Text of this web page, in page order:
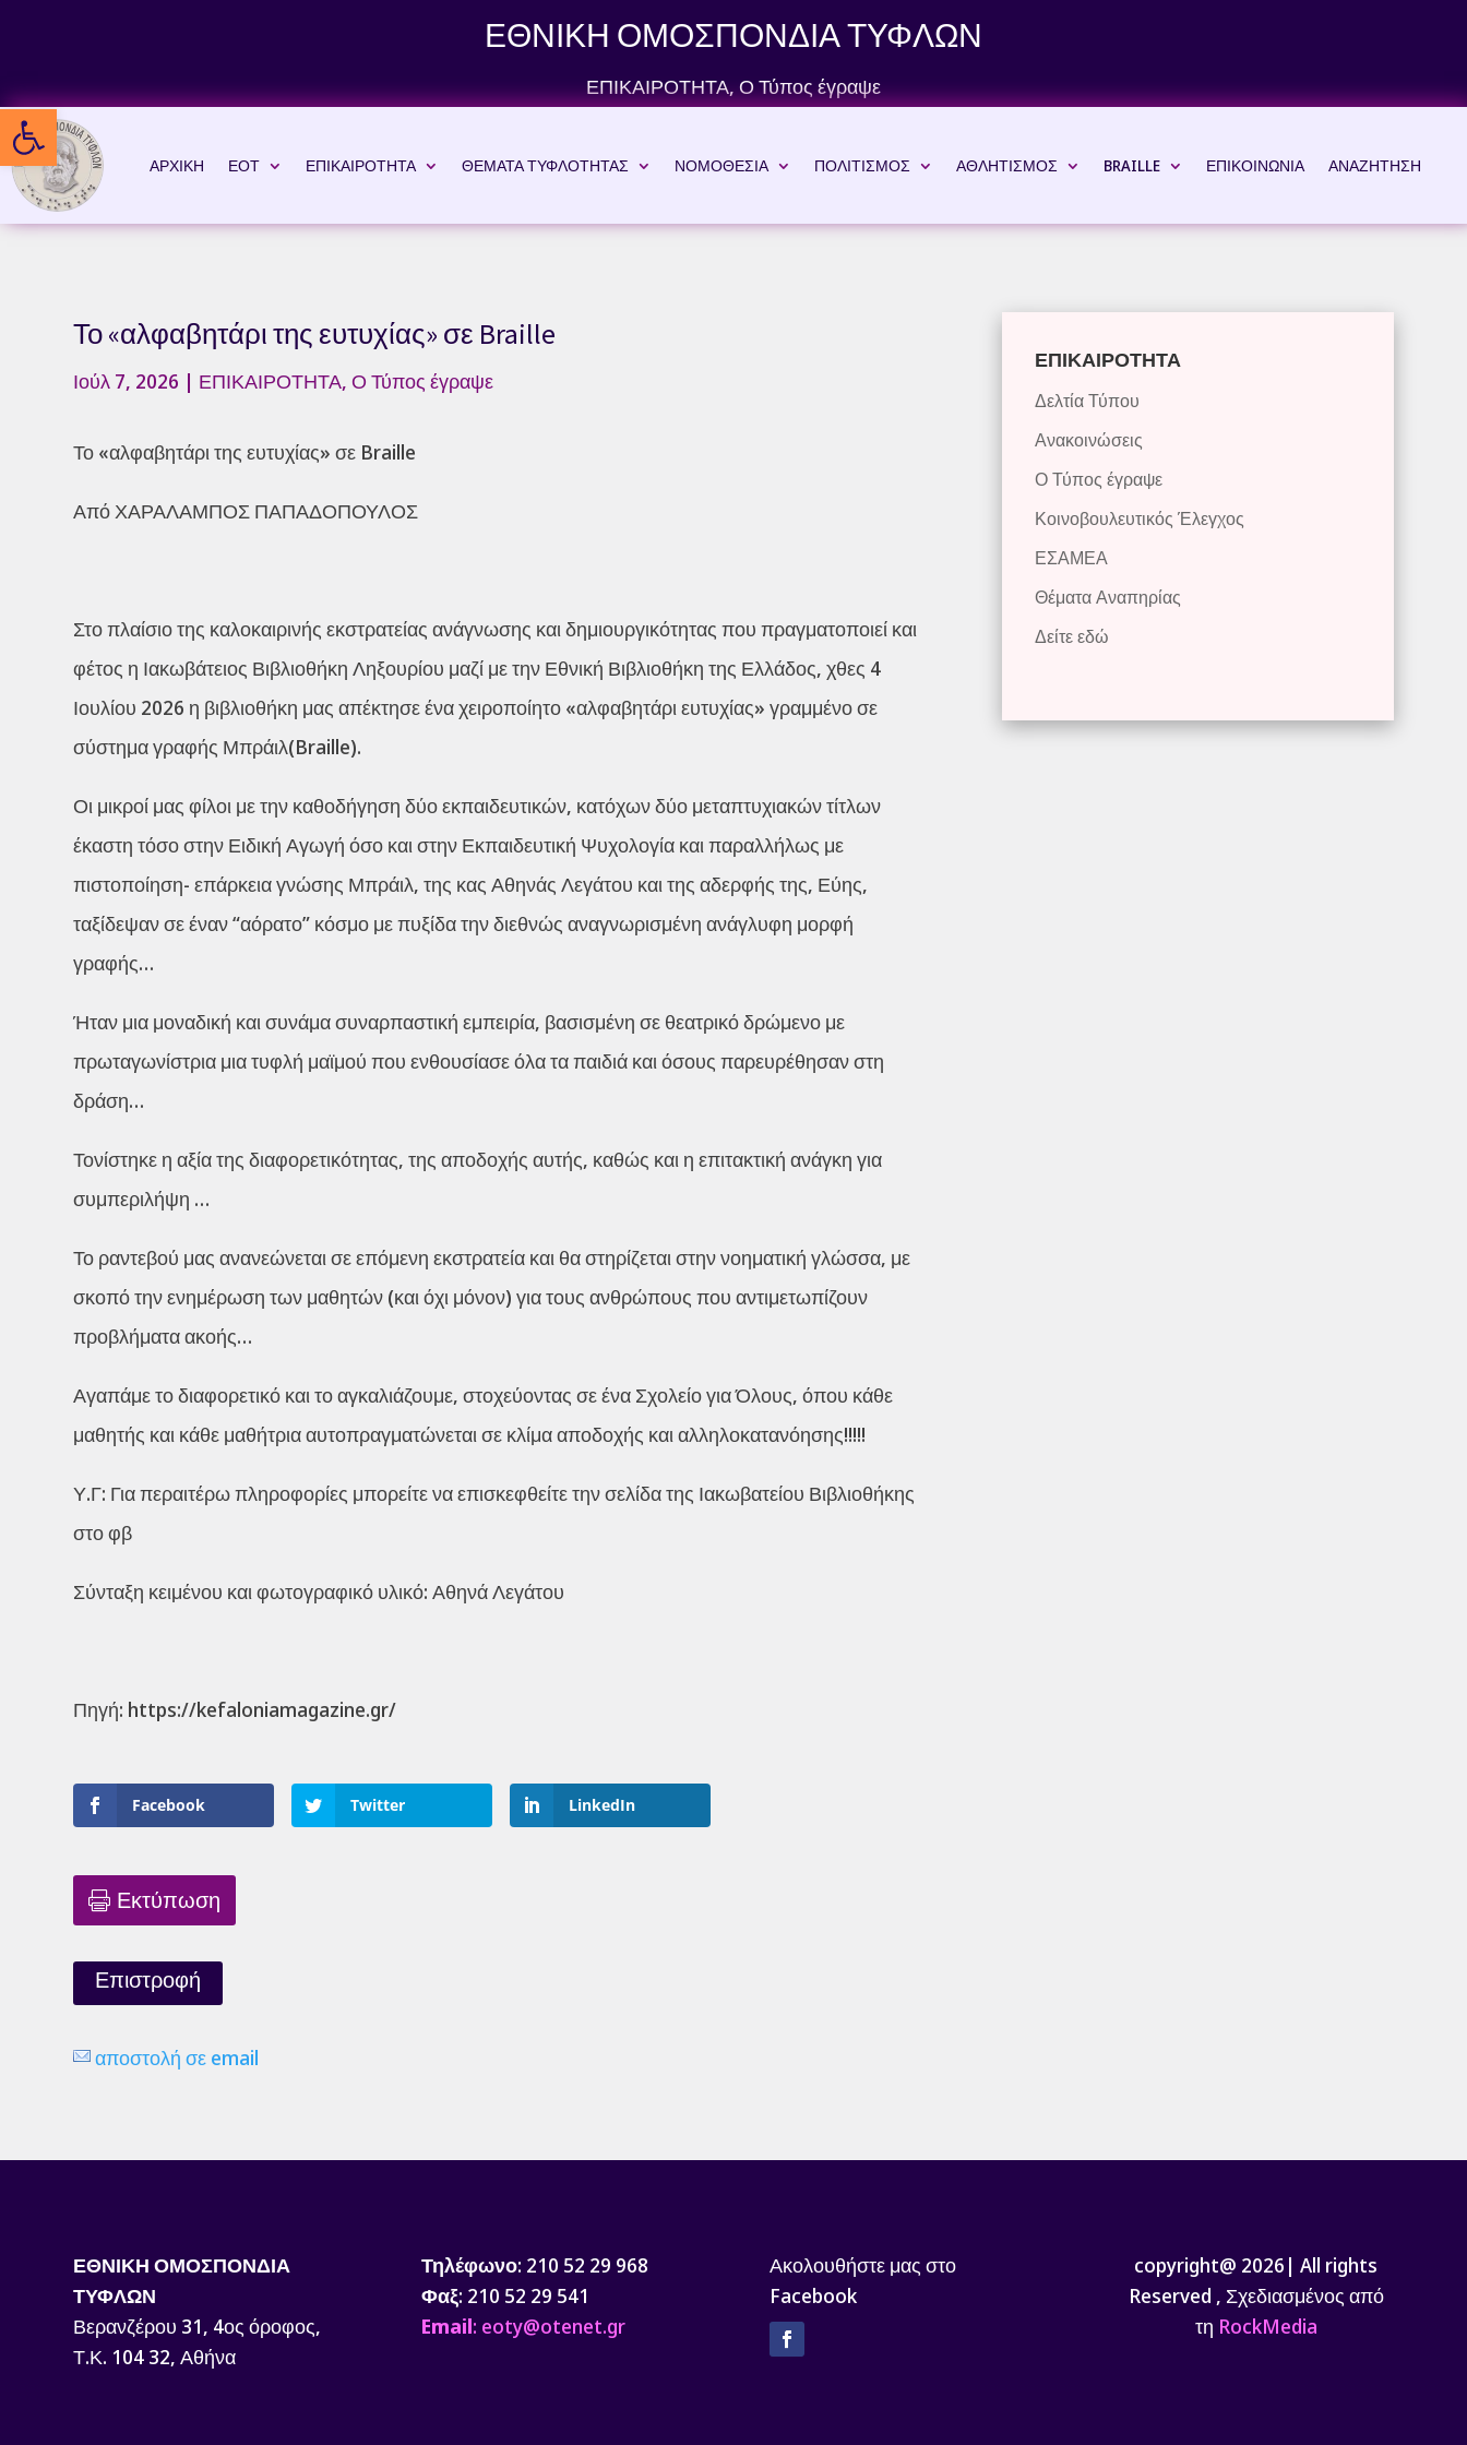
Ανοίξτε τη γραμμή εργαλείων
ΕΘΝΙΚΗ ΟΜΟΣΠΟΝΔΙΑ ΤΥΦΛΩΝ
ΕΠΙΚΑΙΡΟΤΗΤΑ, Ο Τύπος έγραψε
ΑΡΧΙΚΗ ΕΟΤ ΕΠΙΚΑΙΡΟΤΗΤΑ ΘΕΜΑΤΑ ΤΥΦΛΟΤΗΤΑΣ ΝΟΜΟΘΕΣΙΑ ΠΟΛΙΤΙΣΜΟΣ ΑΘΛΗΤΙΣΜΟΣ BRAILLE ΕΠΙΚΟΙΝΩΝΙΑ ΑΝΑΖΗΤΗΣΗ
Το «αλφαβητάρι της ευτυχίας» σε Braille
Ιούλ 7, 2026 | ΕΠΙΚΑΙΡΟΤΗΤΑ,Ο Τύπος έγραψε
Το «αλφαβητάρι της ευτυχίας» σε Braille
Από ΧΑΡΑΛΑΜΠΟΣ ΠΑΠΑΔΟΠΟΥΛΟΣ
Στο πλαίσιο της καλοκαιρινής εκστρατείας ανάγνωσης και δημιουργικότητας που πραγματοποιεί και
φέτος η Ιακωβάτειος Βιβλιοθήκη Ληξουρίου μαζί με την Εθνική Βιβλιοθήκη της Ελλάδος, χθες 4
Ιουλίου 2026 η βιβλιοθήκη μας απέκτησε ένα χειροποίητο «αλφαβητάρι ευτυχίας» γραμμένο σε
σύστημα γραφής Μπράιλ(Braille).
Οι μικροί μας φίλοι με την καθοδήγηση δύο εκπαιδευτικών, κατόχων δύο μεταπτυχιακών τίτλων
έκαστη τόσο στην Ειδική Αγωγή όσο και στην Εκπαιδευτική Ψυχολογία και παραλλήλως με
πιστοποίηση- επάρκεια γνώσης Μπράιλ, της κας Αθηνάς Λεγάτου και της αδερφής της, Εύης,
ταξίδεψαν σε έναν “αόρατο” κόσμο με πυξίδα την διεθνώς αναγνωρισμένη ανάγλυφη μορφή
γραφής…
Ήταν μια μοναδική και συνάμα συναρπαστική εμπειρία, βασισμένη σε θεατρικό δρώμενο με
πρωταγωνίστρια μια τυφλή μαϊμού που ενθουσίασε όλα τα παιδιά και όσους παρευρέθησαν στη
δράση…
Τονίστηκε η αξία της διαφορετικότητας, της αποδοχής αυτής, καθώς και η επιτακτική ανάγκη για
συμπεριλήψη …
Το ραντεβού μας ανανεώνεται σε επόμενη εκστρατεία και θα στηρίζεται στην νοηματική γλώσσα, με
σκοπό την ενημέρωση των μαθητών (και όχι μόνον) για τους ανθρώπους που αντιμετωπίζουν
προβλήματα ακοής…
Αγαπάμε το διαφορετικό και το αγκαλιάζουμε, στοχεύοντας σε ένα Σχολείο για Όλους, όπου κάθε
μαθητής και κάθε μαθήτρια αυτοπραγματώνεται σε κλίμα αποδοχής και αλληλοκατανόησης!!!!!
Υ.Γ: Για περαιτέρω πληροφορίες μπορείτε να επισκεφθείτε την σελίδα της Ιακωβατείου Βιβλιοθήκης
στο φβ
Σύνταξη κειμένου και φωτογραφικό υλικό: Αθηνά Λεγάτου
Πηγή: https://kefaloniamagazine.gr/
Facebook Twitter LinkedIn
Εκτύπωση
Επιστροφή
αποστολή σε email
ΕΠΙΚΑΙΡΟΤΗΤΑ
Δελτία Τύπου
Ανακοινώσεις
Ο Τύπος έγραψε
Κοινοβουλευτικός Έλεγχος
ΕΣΑΜΕΑ
Θέματα Αναπηρίας
Δείτε εδώ
ΕΘΝΙΚΗ ΟΜΟΣΠΟΝΔΙΑ
ΤΥΦΛΩΝ
Βερανζέρου 31, 4ος όροφος,
Τ.Κ. 104 32, Αθήνα
Τηλέφωνο: 210 52 29 968
Φαξ: 210 52 29 541
Email: eoty@otenet.gr
Ακολουθήστε μας στο
Facebook
copyright@ 2026| All rights
Reserved , Σχεδιασμένος από
τη RockMedia